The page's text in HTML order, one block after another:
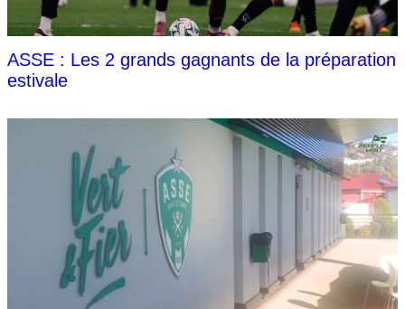
ASSE : Les 2 grands gagnants de la préparation
estivale